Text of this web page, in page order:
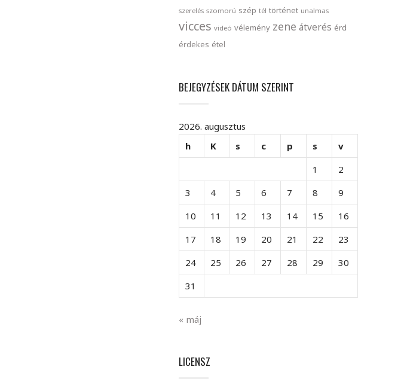
szerelés szomorú szép tél történet unalmas
vicces videó vélemény zene átverés érd
érdekes étel
BEJEGYZÉSEK DÁTUM SZERINT
2026. augusztus
h
K s c p s
v
1
2
3
4 5 6 7 8
9
10
11 12 13 14 15
16
17
18 19 20 21 22
23
24
25 26 27 28 29
30
31
« máj
LICENSZ